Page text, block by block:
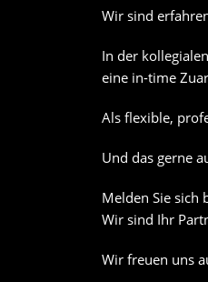
Wir sind
In der
eine in-time
Als flexible,
Und das gerne
Melden Sie sich
Wir sind Ihr
Wir freuen uns